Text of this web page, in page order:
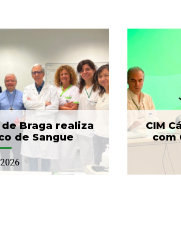
Braga realiza
de Sangue
CIM
com
e ULS Braga
Conselho
Saúde...
Jul 2026